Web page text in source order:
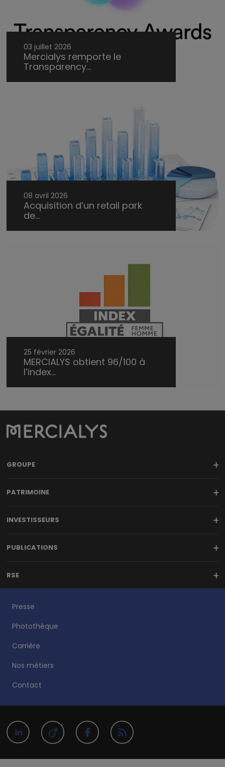
03 juillet 2026
Mercialys remporte le
Transparency...
08 avril 2026
Acquisition d’un retail park
de...
25 février 2026
MERCIALYS obtient 96/100 à
l’index...
GROUPE
PATRIMOINE
INVESTISSEURS
PUBLICATIONS
RSE
Presse
Photothèque
Carrière
Nos métiers
Contact